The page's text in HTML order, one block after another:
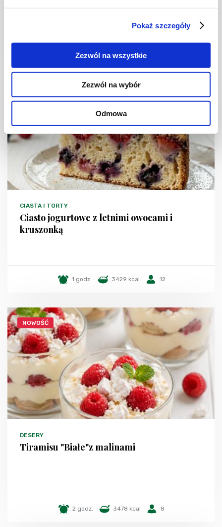
Pokaż szczegóły
Zezwól na wszystkie
Zezwól na wybór
Odmowa
CIASTA I TORTY
Ciasto jogurtowe z letnimi owocami i
kruszonką
1 godz. 3429 kcal 12
NOWOŚĆ
DESERY
Tiramisu "Białe"z malinami
2 godz. 3478 kcal 8